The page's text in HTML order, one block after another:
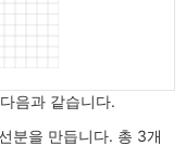
음과 같습니다.
분을 만듭니다. 총 3개